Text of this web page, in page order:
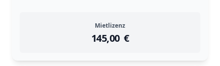
Mietlizenz
145,00 €
instock
Return Policy